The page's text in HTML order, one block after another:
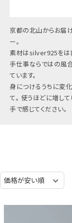
京都の北山からお届
ー。
素材はsilver925をは
手仕事ならではの風
ています。
身につけるうちに変
て。 使うほどに増し
手で感じてください。